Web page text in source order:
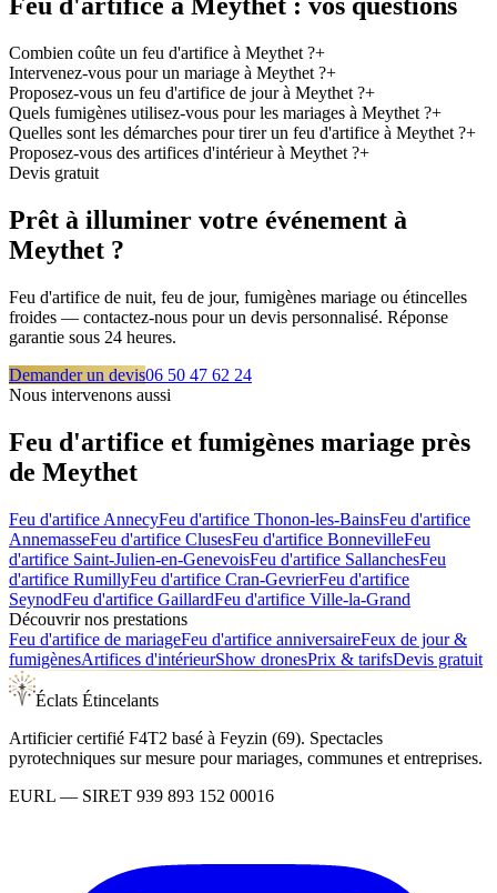
Feu d'artifice à Meythet : vos questions
Combien coûte un feu d'artifice à Meythet ?+
Intervenez-vous pour un mariage à Meythet ?+
Proposez-vous un feu d'artifice de jour à Meythet ?+
Quels fumigènes utilisez-vous pour les mariages à Meythet ?+
Quelles sont les démarches pour tirer un feu d'artifice à Meythet ?+
Proposez-vous des artifices d'intérieur à Meythet ?+
Devis gratuit
Prêt à illuminer votre événement à
Meythet ?
Feu d'artifice de nuit, feu de jour, fumigènes mariage ou étincelles
froides — contactez-nous pour un devis personnalisé. Réponse
garantie sous 24 heures.
Demander un devis06 50 47 62 24
Nous intervenons aussi
Feu d'artifice et fumigènes mariage près
de Meythet
Feu d'artifice AnnecyFeu d'artifice Thonon-les-BainsFeu d'artifice
AnnemasseFeu d'artifice ClusesFeu d'artifice BonnevilleFeu
d'artifice Saint-Julien-en-GenevoisFeu d'artifice SallanchesFeu
d'artifice RumillyFeu d'artifice Cran-GevrierFeu d'artifice
SeynodFeu d'artifice GaillardFeu d'artifice Ville-la-Grand
Découvrir nos prestations
Feu d'artifice de mariageFeu d'artifice anniversaireFeux de jour &
fumigènesArtifices d'intérieurShow dronesPrix & tarifsDevis gratuit
Éclats Étincelants
Artificier certifié F4T2 basé à Feyzin (69). Spectacles
pyrotechniques sur mesure pour mariages, communes et entreprises.
EURL — SIRET 939 893 152 00016